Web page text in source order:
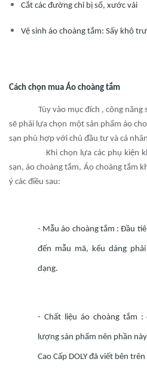
Cắt các đường chỉ bị sổ, xước vải
Vệ sinh áo choàng tắm: Sấy khô
Cách chọn mua Áo choàng tắm
Tùy vào mục đích , công năng sử
sẽ phải lựa chọn một sản phẩm áo
sạn phù hợp với chủ đầu tư và cá
Khi chọn lựa các phụ kiện
sạn, áo choàng tắm, Áo choàng tắm
ý các điều sau:
- Mẫu áo choàng tắm : Đầu
đến mẫu mã, kểu dáng
dạng.
- Chất liệu áo choàng tắm
lượng sản phẩm nên phần
Cao Cấp DOLY đã viết bên trên